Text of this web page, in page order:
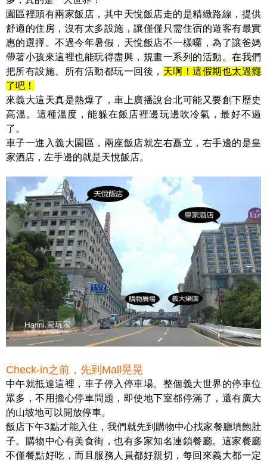
園區裡頭有兩家飯店，其中天悅飯店走的是精緻路線，提供
舒適的住房，沒有太多設施，讓僅僅只需住宿的遊客有最實
惠的選擇。不過今年暑假，天悅飯店不一樣囉，為了讓爸媽
帶著小孩來這裡也能玩得盡興，規畫一系列的活動。在我們
把所有設施、所有活動都玩一回後， 天啊！這假期也太過癮
了吧！
來義大這天真是熱爆了，車上廣播說台北可能又要創下歷史
高溫。這種溫度，能躲在飯店裡邊玩邊吹冷氣，最好不過
了。
車子一進入義大園區，兩座飯店就左右矗立，右手邊的是皇
家酒店，左手邊的就是天悅飯店。
Check-in之前，先到Mall晃晃
中午就抵達這裡，車子停入停車場。整個義大世界的停車位
眾多，不用擔心停車問題，即使地下室都停滿了，還有廣大
的山坡地可以開放停車。
飯店下午3點才能入住，我們就先到購物中心找家餐廳填飽肚
子。購物中心有美食街，也有多家知名連鎖餐廳。這家餐廳
不僅餐點好吃，而且服務人員都好親切，每回來義大都一定